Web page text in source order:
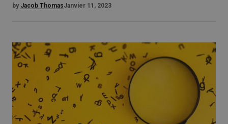
by Jacob ThomasJanvier 11, 2023